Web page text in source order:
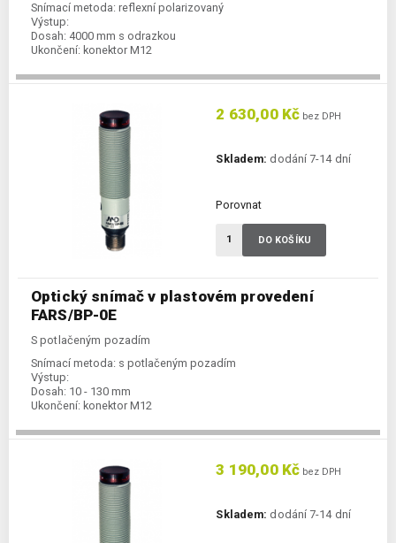
Snímací metoda: reflexní polarizovaný
Výstup:
Dosah: 4000 mm s odrazkou
Ukončení: konektor M12
Optický snímač v plastovém provedení
FARS/BP-0E
S potlačeným pozadím
Snímací metoda: s potlačeným pozadím
Výstup:
Dosah: 10 - 130 mm
Ukončení: konektor M12
2 630,00 Kč bez DPH
Skladem: dodání 7-14 dní
Porovnat
DO KOŠÍKU
3 190,00 Kč bez DPH
Skladem: dodání 7-14 dní